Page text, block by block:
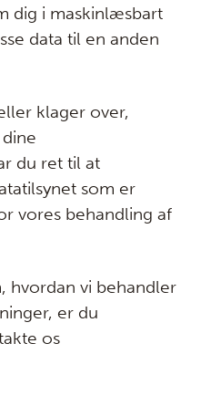
dig i maskinlæsbart
data til en anden
klager over,
du ret til at
som er
vores behandling af
hvordan vi behandler
er du
os